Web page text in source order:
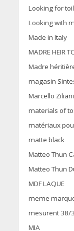
Looking for
Looking with
Made in Italy
MADRE HEIR
Madre
magasin
Marcello Ziliani
materials of
matériaux
matte black
Matteo Thun
Matteo Thun
MDF LAQUE
meme
mesurent 38/
MIA